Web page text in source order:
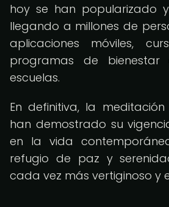
hoy se han popularizado
llegando a millones de
aplicaciones móviles,
programas de bienestar
escuelas.
En definitiva, la
han demostrado su
en la vida
refugio de paz y
cada vez más vertiginoso y